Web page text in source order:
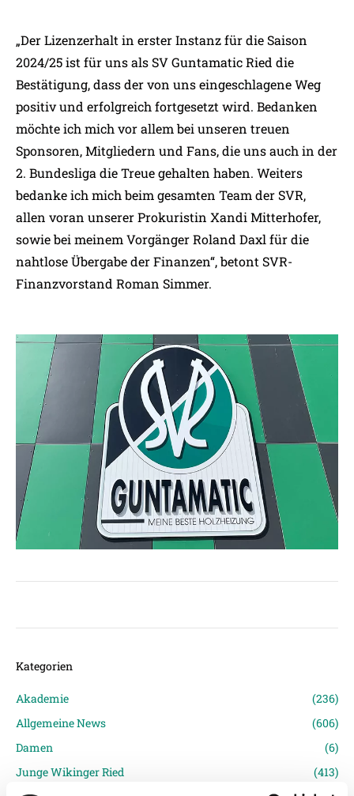
„Der Lizenzerhalt in erster Instanz für die Saison
2024/25 ist für uns als SV Guntamatic Ried die
Bestätigung, dass der von uns eingeschlagene Weg
positiv und erfolgreich fortgesetzt wird. Bedanken
möchte ich mich vor allem bei unseren treuen
Sponsoren, Mitgliedern und Fans, die uns auch in der
2. Bundesliga die Treue gehalten haben. Weiters
bedanke ich mich beim gesamten Team der SVR,
allen voran unserer Prokuristin Xandi Mitterhofer,
sowie bei meinem Vorgänger Roland Daxl für die
nahtlose Übergabe der Finanzen“, betont SVR-
Finanzvorstand Roman Simmer.
Kategorien
Akademie
(236)
Allgemeine News
(606)
Damen
(6)
Junge Wikinger Ried
(413)